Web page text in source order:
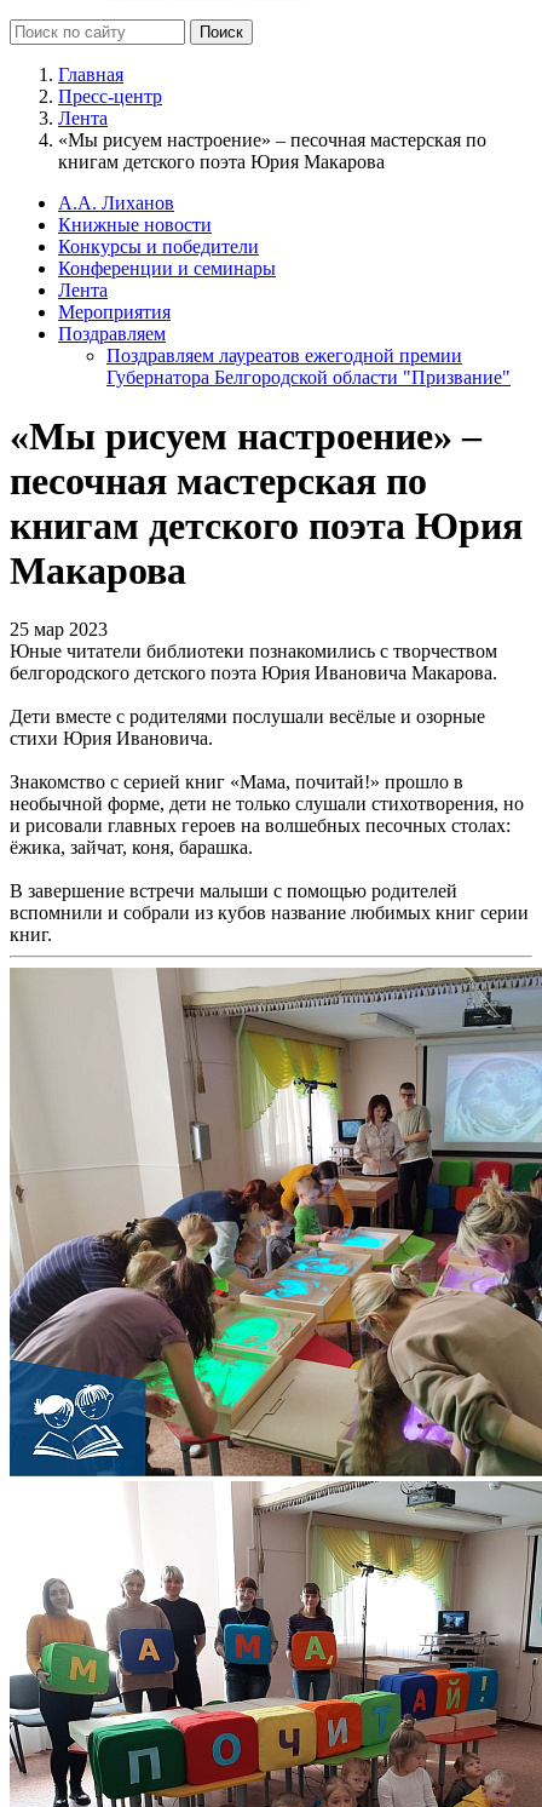
Главная
Пресс-центр
Лента
«Мы рисуем настроение» – песочная мастерская по
книгам детского поэта Юрия Макарова
А.А. Лиханов
Книжные новости
Конкурсы и победители
Конференции и семинары
Лента
Мероприятия
Поздравляем
Поздравляем лауреатов ежегодной премии
Губернатора Белгородской области "Призвание"
«Мы рисуем настроение» –
песочная мастерская по
книгам детского поэта Юрия
Макарова
25 мар 2023
Юные читатели библиотеки познакомились с творчеством
белгородского детского поэта Юрия Ивановича Макарова.
Дети вместе с родителями послушали весёлые и озорные
стихи Юрия Ивановича.
Знакомство с серией книг «Мама, почитай!» прошло в
необычной форме, дети не только слушали стихотворения, но
и рисовали главных героев на волшебных песочных столах:
ёжика, зайчат, коня, барашка.
В завершение встречи малыши с помощью родителей
вспомнили и собрали из кубов название любимых книг серии
книг.